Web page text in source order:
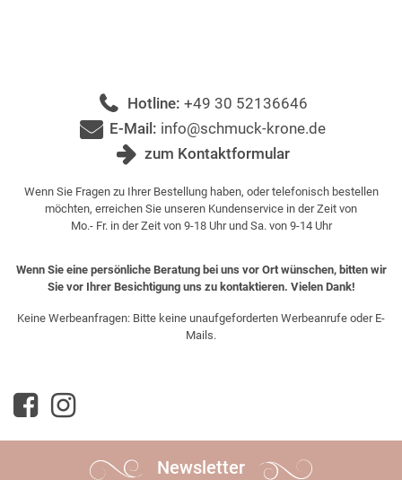
Hotline: +49 30 52136646
E-Mail: info@schmuck-krone.de
zum Kontaktformular
Wenn Sie Fragen zu Ihrer Bestellung haben, oder telefonisch bestellen
möchten, erreichen Sie unseren Kundenservice in der Zeit von
Mo.- Fr. in der Zeit von 9-18 Uhr und Sa. von 9-14 Uhr
Wenn Sie eine persönliche Beratung bei uns vor Ort wünschen, bitten wir
Sie vor Ihrer Besichtigung uns zu kontaktieren. Vielen Dank!
Keine Werbeanfragen: Bitte keine unaufgeforderten Werbeanrufe oder E-
Mails.
Newsletter